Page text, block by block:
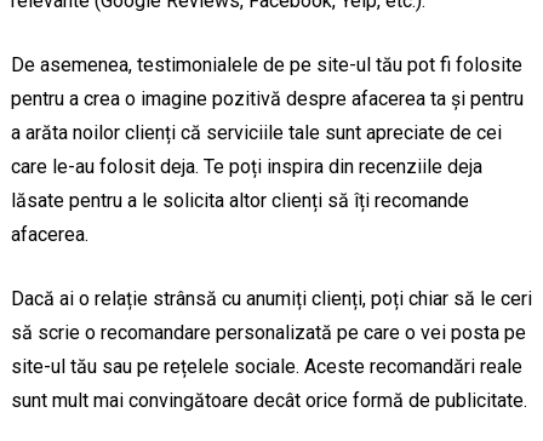
De asemenea, testimonialele de pe site-ul tău pot fi folosite
pentru a crea o imagine pozitivă despre afacerea ta și pentru
a arăta noilor clienți că serviciile tale sunt apreciate de cei
care le-au folosit deja. Te poți inspira din recenziile deja
lăsate pentru a le solicita altor clienți să îți recomande
afacerea.
Dacă ai o relație strânsă cu anumiți clienți, poți chiar să le ceri
să scrie o recomandare personalizată pe care o vei posta pe
site-ul tău sau pe rețelele sociale. Aceste recomandări reale
sunt mult mai convingătoare decât orice formă de publicitate.